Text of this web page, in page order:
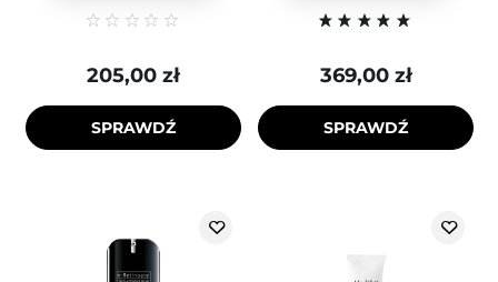
205,00 zł
SPRAWDŹ
369,00 zł
SPRAWDŹ